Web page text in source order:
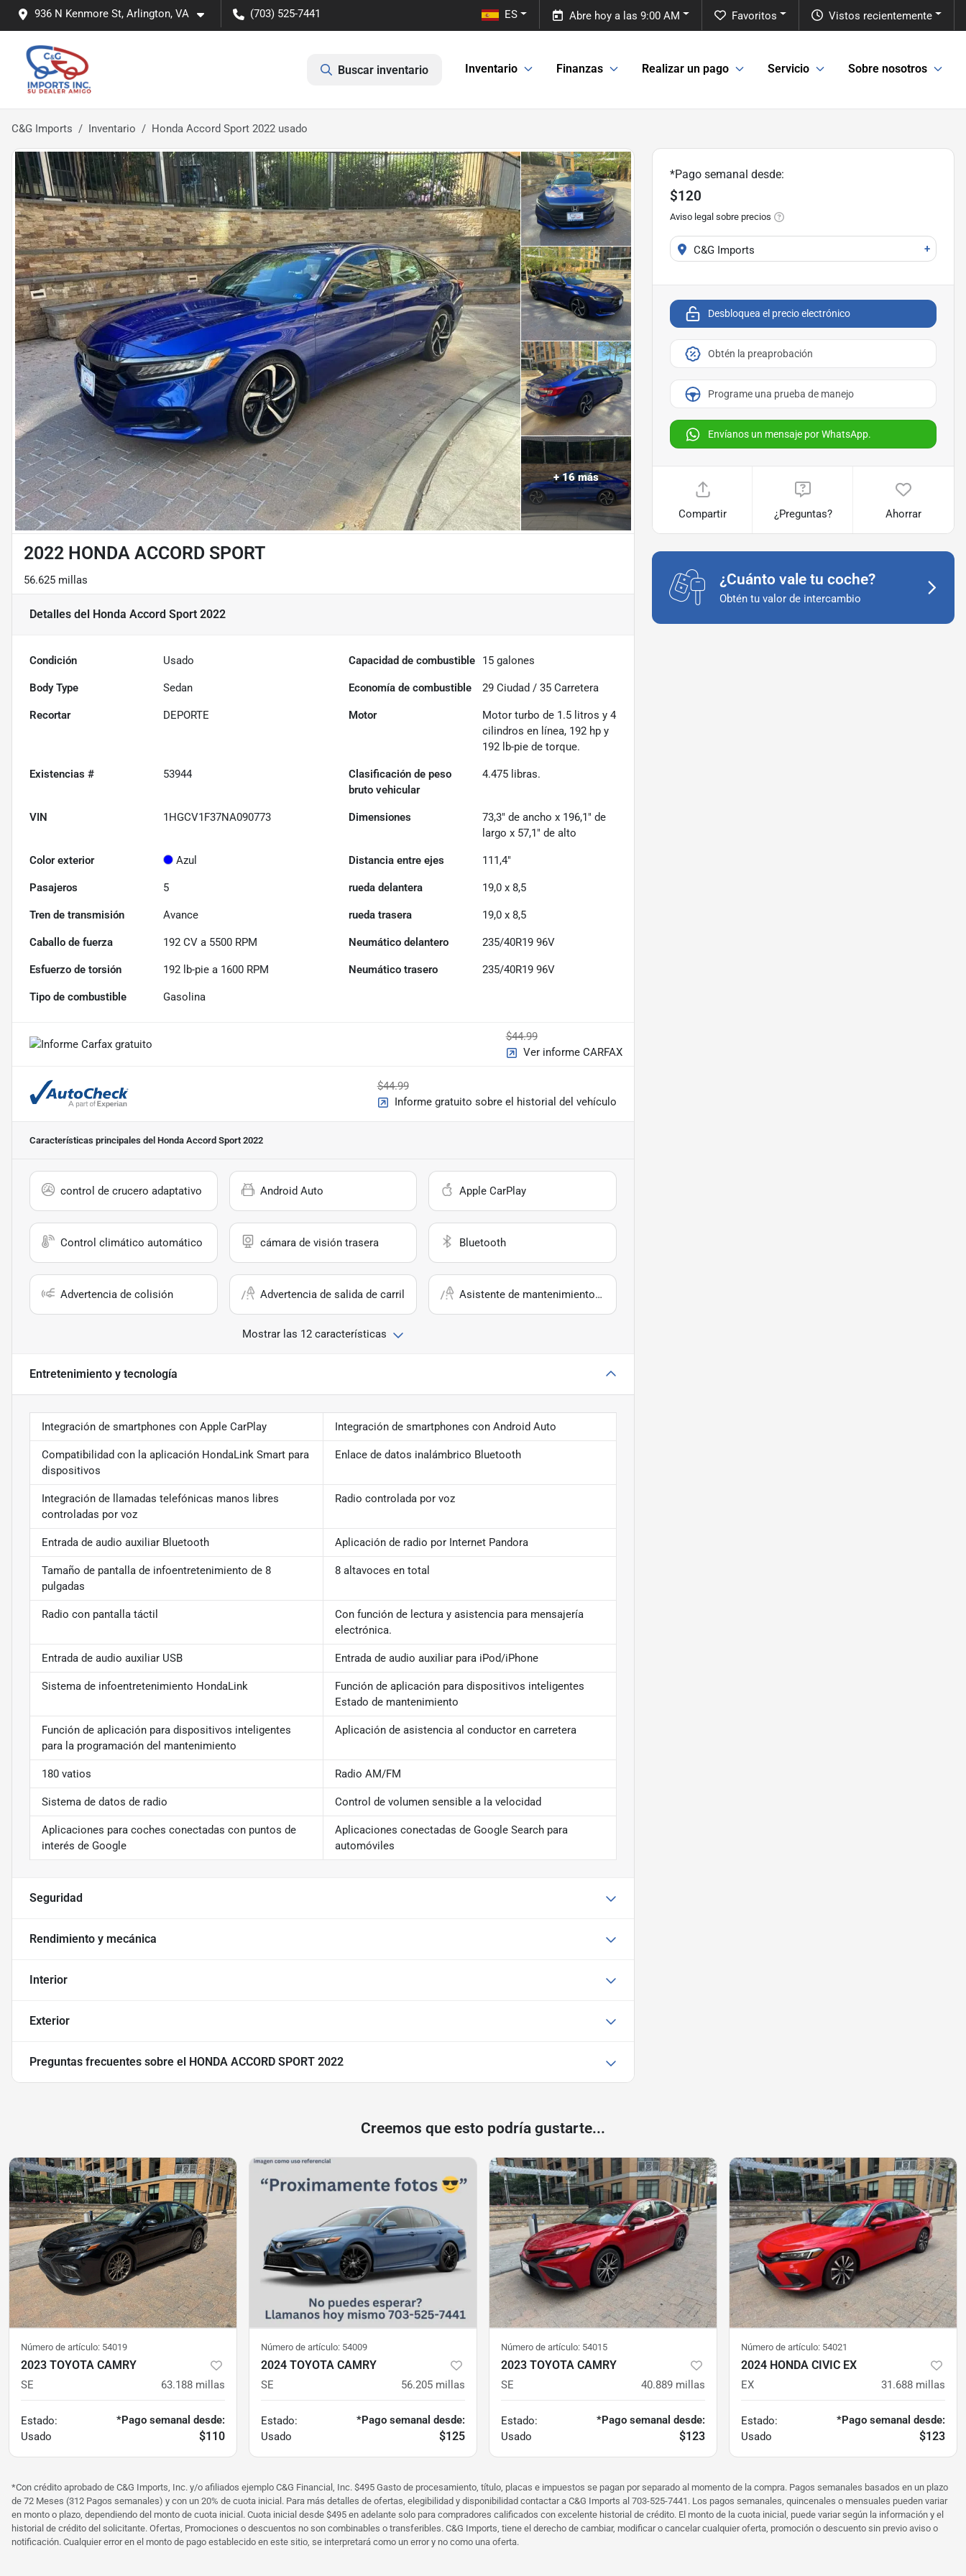
936 N Kenmore St, Arlington, VA (703) 525-7441 Vistos recientemente
Favoritos
Abre hoy a las 9:00 AM
ES
Buscar inventario Inventario Finanzas Realizar un pago Servicio Sobre nosotros
C&G Imports Inventario Honda Accord Sport 2022 usado
+16más
2022 HONDA ACCORD SPORT
56.625 millas
Detalles del Honda Accord Sport 2022
Condición Usado Capacidad de combustible 15galones
Body Type Sedan Economía de combustible 29Ciudad /35Carretera
Recortar DEPORTE Motor
Motor turbo de 1.5 litros y 4
cilindros en línea, 192 hp y
192 lb-pie de torque.
Existencias # 53944
Clasificación de peso
bruto vehicular
4.475 libras.
VIN 1HGCV1F37NA090773 Dimensiones
73,3" de ancho x 196,1" de
largo x 57,1" de alto
Color exterior Azul Distancia entre ejes 111,4"
Pasajeros 5 rueda delantera 19,0 x 8,5
Tren de transmisión Avance rueda trasera 19,0 x 8,5
Caballo de fuerza 192 CV a 5500 RPM Neumático delantero 235/40R19 96V
Esfuerzo de torsión 192 lb-pie a 1600 RPM Neumático trasero 235/40R19 96V
Tipo de combustible Gasolina
$44.99
Ver informe CARFAX
$44.99
Informe gratuito sobre el historial del vehículo
Características principales del Honda Accord Sport 2022
control de crucero adaptativo Android Auto Apple CarPlay
Control climático automático cámara de visión trasera Bluetooth
Advertencia de colisión Advertencia de salida de carril Asistente de mantenimiento de carril
Mostrar las 12 características
Entretenimiento y tecnología
Integración de smartphones con Apple CarPlay Integración de smartphones con Android Auto
Compatibilidad con la aplicación HondaLink Smart para
dispositivos
Enlace de datos inalámbrico Bluetooth
Integración de llamadas telefónicas manos libres
controladas por voz
Radio controlada por voz
Entrada de audio auxiliar Bluetooth Aplicación de radio por Internet Pandora
Tamaño de pantalla de infoentretenimiento de 8
pulgadas
8 altavoces en total
Radio con pantalla táctil
Con función de lectura y asistencia para mensajería
electrónica.
Entrada de audio auxiliar USB Entrada de audio auxiliar para iPod/iPhone
Sistema de infoentretenimiento HondaLink
Función de aplicación para dispositivos inteligentes
Estado de mantenimiento
Función de aplicación para dispositivos inteligentes
para la programación del mantenimiento
Aplicación de asistencia al conductor en carretera
180 vatios Radio AM/FM
Sistema de datos de radio Control de volumen sensible a la velocidad
Aplicaciones para coches conectadas con puntos de
interés de Google
Aplicaciones conectadas de Google Search para
automóviles
Seguridad
Rendimiento y mecánica
Interior
Exterior
Preguntas frecuentes sobre el HONDA ACCORD SPORT 2022
*Pago semanal desde:
$120
Aviso legal sobre precios
C&G Imports +
Desbloquea el precio electrónico
Obtén la preaprobación
Programe una prueba de manejo
Envíanos un mensaje por WhatsApp.
Compartir ¿Preguntas? Ahorrar
¿Cuánto vale tu coche?
Obtén tu valor de intercambio
Creemos que esto podría gustarte...
Número de artículo: 54019
2023 TOYOTA CAMRY
SE 63.188 millas
Estado:
Usado
*Pago semanal desde:
$110
Número de artículo: 54009
2024 TOYOTA CAMRY
SE 56.205 millas
Estado:
Usado
*Pago semanal desde:
$125
Número de artículo: 54015
2023 TOYOTA CAMRY
SE 40.889 millas
Estado:
Usado
*Pago semanal desde:
$123
Número de artículo: 54021
2024 HONDA CIVIC EX
EX 31.688 millas
Estado:
Usado
*Pago semanal desde:
$123
*Con crédito aprobado de C&G Imports, Inc. y/o afiliados ejemplo C&G Financial, Inc. $495 Gasto de procesamiento, título, placas e impuestos se pagan por separado al momento de la compra. Pagos semanales basados ​​en un plazo
de 72 Meses (312 Pagos semanales) y con un 20% de cuota inicial. Para más detalles de ofertas, elegibilidad y disponibilidad contactar a C&G Imports al 703-525-7441. Los pagos semanales, quincenales o mensuales pueden variar
en monto o plazo, dependiendo del monto de cuota inicial. Cuota inicial desde $495 en adelante solo para compradores calificados con excelente historial de crédito. El monto de la cuota inicial, puede variar según la información y el
historial de crédito del solicitante. Ofertas, Promociones o descuentos no son combinables o transferibles. C&G Imports, tiene el derecho de cambiar, modificar o cancelar cualquier oferta, promoción o descuento sin previo aviso o
notificación. Cualquier error en el monto de pago establecido en este sitio, se interpretará como un error y no como una oferta.